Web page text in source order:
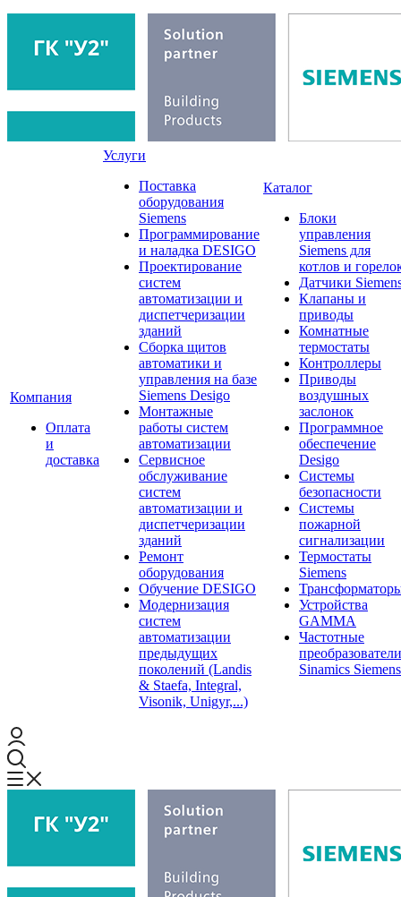
Компания
Оплата
и
доставка
Услуги
Поставка
оборудования
Siemens
Программирование
и наладка DESIGO
Проектирование
систем
автоматизации и
диспетчеризации
зданий
Сборка щитов
автоматики и
управления на базе
Siemens Desigo
Монтажные
работы систем
автоматизации
Сервисное
обслуживание
систем
автоматизации и
диспетчеризации
зданий
Ремонт
оборудования
Обучение DESIGO
Модернизация
систем
автоматизации
предыдущих
поколений (Landis
& Staefa, Integral,
Visonik, Unigyr,...)
Каталог
Блоки
управления
Siemens для
котлов и
Датчики
Клапаны и
приводы
Комнатные
термостаты
Контроллеры
Приводы
воздушных
заслонок
Программное
обеспечение
Desigo
Системы
безопасности
Системы
пожарной
сигнализации
Термостаты
Siemens
Устройства
GAMMA
Частотные
преобразователи
Sinamics Siemens